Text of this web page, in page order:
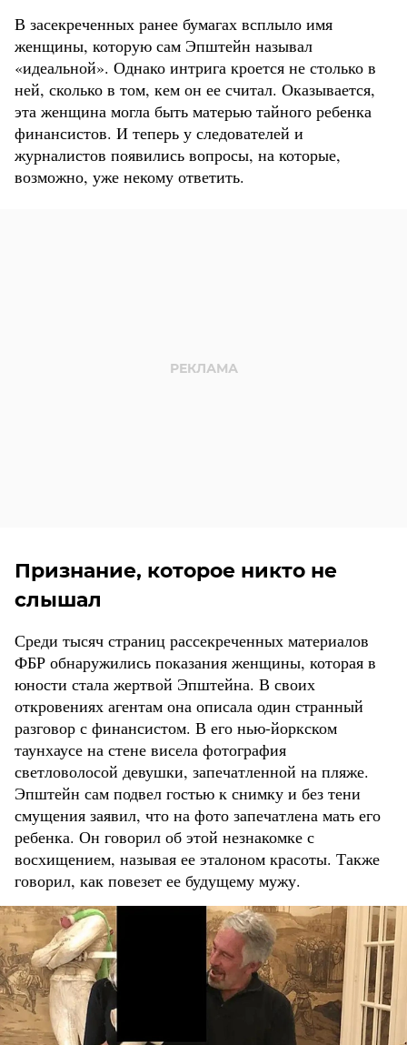
В засекреченных ранее бумагах всплыло имя
женщины, которую сам Эпштейн называл
«идеальной». Однако интрига кроется не столько в
ней, сколько в том, кем он ее считал. Оказывается,
эта женщина могла быть матерью тайного ребенка
финансистов. И теперь у следователей и
журналистов появились вопросы, на которые,
возможно, уже некому ответить.
Признание, которое никто не
слышал
Среди тысяч страниц рассекреченных материалов
ФБР обнаружились показания женщины, которая в
юности стала жертвой Эпштейна. В своих
откровениях агентам она описала один странный
разговор с финансистом. В его нью-йоркском
таунхаусе на стене висела фотография
светловолосой девушки, запечатленной на пляже.
Эпштейн сам подвел гостью к снимку и без тени
смущения заявил, что на фото запечатлена мать его
ребенка. Он говорил об этой незнакомке с
восхищением, называя ее эталоном красоты. Также
говорил, как повезет ее будущему мужу.